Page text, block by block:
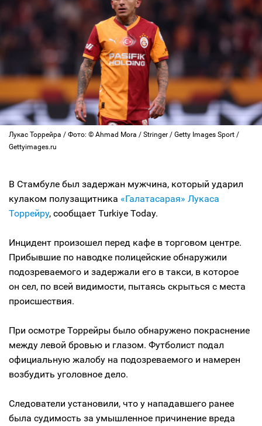
Лукас Торрейра / Фото: © Ahmad Mora / Stringer / Getty Images Sport /
Gettyimages.ru
В Стамбуле был задержан мужчина, который ударил
кулаком полузащитника «Галатасарая» Лукаса
Торрейру, сообщает Turkiye Today.
Инцидент произошел перед кафе в торговом центре.
Прибывшие по наводке полицейские обнаружили
подозреваемого и задержали его в такси, в которое
он сел, по всей видимости, пытаясь скрыться с места
происшествия.
При осмотре Торрейры было обнаружено покраснение
между левой бровью и глазом. Футболист подал
официальную жалобу на подозреваемого и намерен
возбудить уголовное дело.
Следователи установили, что у нападавшего ранее
была судимость за умышленное причинение вреда